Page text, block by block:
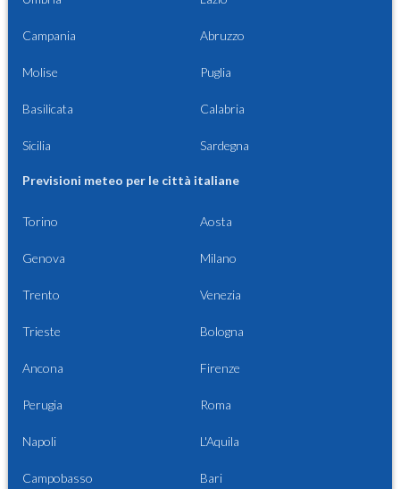
Campania Abruzzo
Molise Puglia
Basilicata Calabria
Sicilia Sardegna
Previsioni meteo per le città italiane
Torino Aosta
Genova Milano
Trento Venezia
Trieste Bologna
Ancona Firenze
Perugia Roma
Napoli L'Aquila
Campobasso Bari